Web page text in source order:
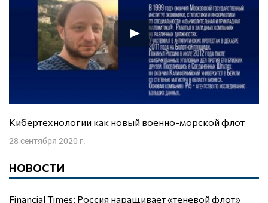
Кибертехнологии как новый военно-морской флот
28 сентября 2020 г.
НОВОСТИ
Financial Times: Россия наращивает «теневой флот»